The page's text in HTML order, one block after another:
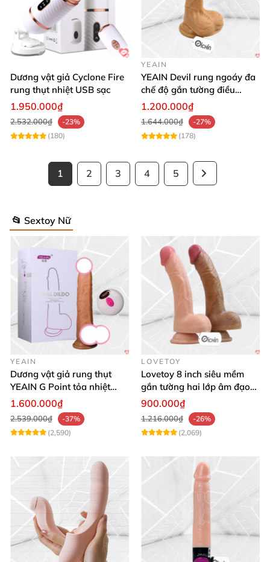
Dương vật giả Cyclone Fire
rung thụt nhiệt USB sạc
1.950.000₫
2.532.000₫
-23%
(180)
YEAIN
YEAIN Devil rung ngoáy đa
chế độ gắn tường điều
khiển từ xa tiện lợi
1.200.000₫
1.644.000₫
-27%
(178)
1 2 3 4 5
📂 Sextoy Nữ
YEAIN
Dương vật giả rung thụt
YEAIN G Point tỏa nhiệt
điều khiển từ xa
1.600.000₫
2.539.000₫
-37%
(2,590)
LOVETOY
Lovetoy 8 inch siêu mềm
gắn tường hai lớp âm đạo
giả chuẩn y tế
900.000₫
1.216.000₫
-26%
(2,069)